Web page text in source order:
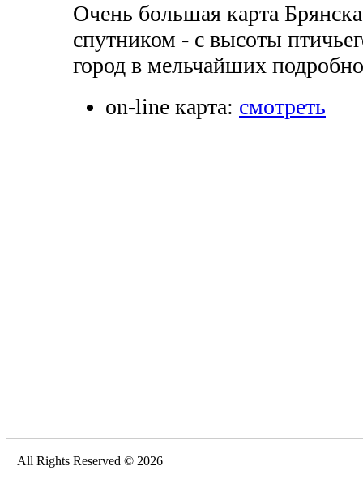
Очень большая карта
спутником - с высоты
город в мельчайших
on-line карта: смотреть
All Rights Reserved © 2026